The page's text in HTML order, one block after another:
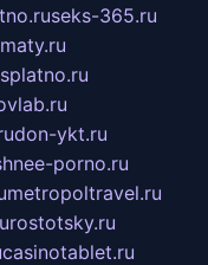
seks-365.ru
don-ykt.ru
porno.ru
metropoltravel.ru
rostotsky.ru
casinotablet.ru